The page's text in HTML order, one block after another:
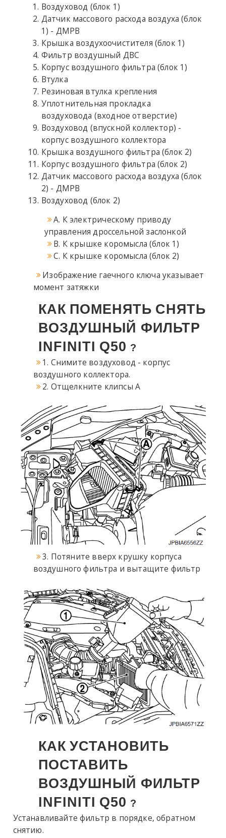
Воздуховод (блок 1)
Датчик массового расхода воздуха (блок
1) - ДМРВ
Крышка воздухоочистителя (блок 1)
Фильтр воздушный ДВС
Корпус воздушного фильтра (блок 1)
Втулка
Резиновая втулка крепления
Уплотнительная прокладка
воздуховода (входное отверстие)
Воздуховод (впускной коллектор) -
корпус воздушного коллектора
Крышка воздушного фильтра (блок 2)
Корпус воздушного фильтра (блок 2)
Датчик массового расхода воздуха (блок
2) - ДМРВ
Воздуховод (блок 2)
A. К электрическому приводу
управления дроссельной заслонкой
B. К крышке коромысла (блок 1)
C. К крышке коромысла (блок 2)
Изображение гаечного ключа указывает
момент затяжки
КАК ПОМЕНЯТЬ СНЯТЬ
ВОЗДУШНЫЙ ФИЛЬТР
INFINITI Q50 ?
1. Снимите воздуховод - корпус
воздушного коллектора.
2. Отщелкните клипсы А
3. Потяните вверх крушку корпуса
воздушного фильтра и вытащите фильтр
КАК УСТАНОВИТЬ
ПОСТАВИТЬ
ВОЗДУШНЫЙ ФИЛЬТР
INFINITI Q50 ?
Устанавливайте фильтр в порядке, обратном
снятию.